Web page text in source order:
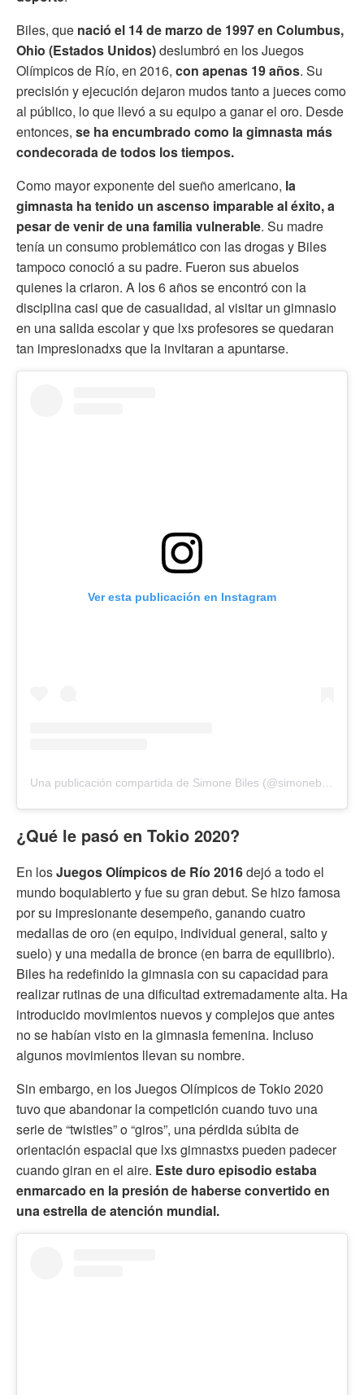
Biles, que nació el 14 de marzo de 1997 en Columbus,
Ohio (Estados Unidos)deslumbró en los Juegos
Olímpicos de Río, en 2016, con apenas 19 años. Su
precisión y ejecución dejaron mudos tanto a jueces como
al público, lo que llevó a su equipo a ganar el oro. Desde
entonces, se ha encumbrado como la gimnasta más
condecorada de todos los tiempos.
Como mayor exponente del sueño americano, la
gimnasta ha tenido un ascenso imparable al éxito, a
pesar de venir de una familia vulnerable. Su madre
tenía un consumo problemático con las drogas y Biles
tampoco conoció a su padre. Fueron sus abuelos
quienes la criaron. A los 6 años se encontró con la
disciplina casi que de casualidad, al visitar un gimnasio
en una salida escolar y que lxs profesores se quedaran
tan impresionadxs que la invitaran a apuntarse.
Ver esta publicación en Instagram
¿Qué le pasó en Tokio 2020?
En losJuegos Olímpicos de Río 2016dejó a todo el
mundo boquiabierto y fue su gran debut. Se hizo famosa
por su impresionante desempeño, ganando cuatro
medallas de oro (en equipo, individual general, salto y
suelo) y una medalla de bronce (en barra de equilibrio).
Biles ha redefinido la gimnasia con su capacidad para
realizar rutinas de una dificultad extremadamente alta. Ha
introducido movimientos nuevos y complejos que antes
no se habían visto en la gimnasia femenina. Incluso
algunos movimientos llevan su nombre.
Sin embargo, en los Juegos Olímpicos de Tokio 2020
tuvo que abandonar la competición cuando tuvo una
serie de “twisties” o “giros”, una pérdida súbita de
orientación espacial que lxs gimnastxs pueden padecer
cuando giran en el aire. Este duro episodio estaba
enmarcado en la presión de haberse convertido en
una estrella de atención mundial.